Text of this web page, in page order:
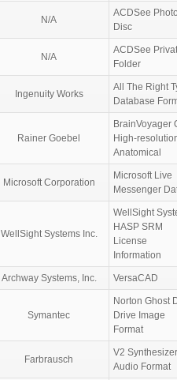
N/A
ACDSee
Disc
N/A
ACDSee
Folder
Ingenuity Works
All The Right
Database
Rainer Goebel
BrainVoyager
High-
Anatomical
Microsoft Corporation
Microsoft Live
Messenger
WellSight Systems Inc.
WellSight
HASP SRM
License
Information
Archway Systems, Inc. VersaCAD
Symantec
Norton Ghost
Drive Image
Format
Farbrausch
V2 Synthesizer
Audio Format